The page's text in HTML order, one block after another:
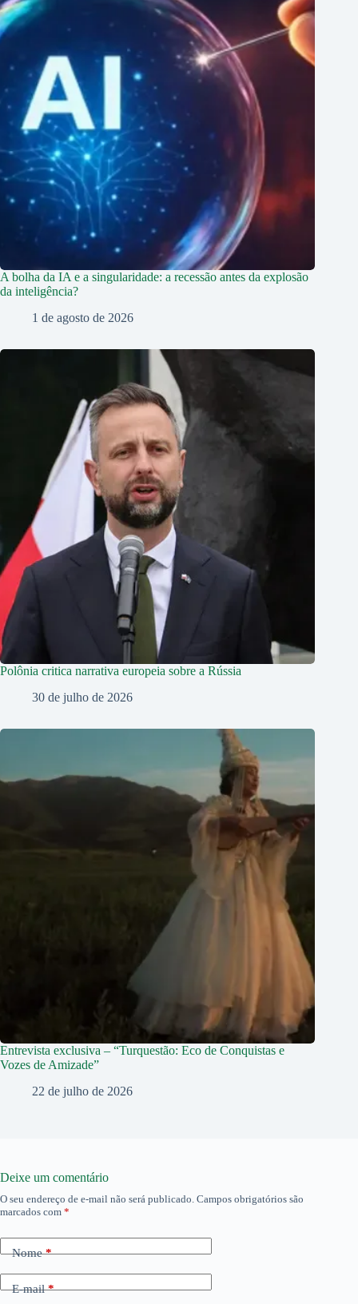
A bolha da IA e a singularidade: a recessão antes da explosão
da inteligência?
1 de agosto de 2026
Polônia critica narrativa europeia sobre a Rússia
30 de julho de 2026
Entrevista exclusiva – “Turquestão: Eco de Conquistas e
Vozes de Amizade”
22 de julho de 2026
Deixe um comentário
O seu endereço de e-mail não será publicado. Campos obrigatórios são
marcados com *
Nome*
E-mail*